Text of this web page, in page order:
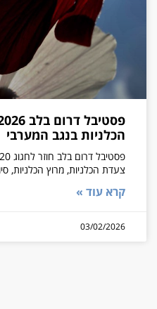
הכלניות בנגב המערבי
צעדת הכלניות, מרוץ הכלניות,
קרא עוד »
03/02/2026